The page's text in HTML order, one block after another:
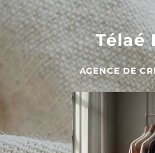
Télaé
AGENCE DE